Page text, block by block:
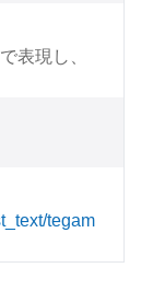
表現し、
tegam